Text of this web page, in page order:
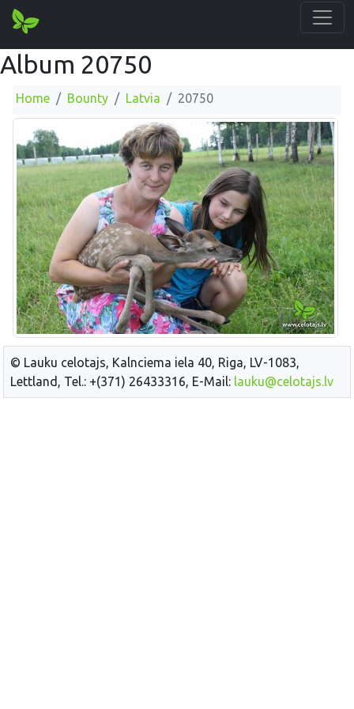
Album 20750
Home Bounty Latvia 20750
© Lauku celotajs, Kalnciema iela 40, Riga, LV-1083,
Lettland, Tel.: +(371) 26433316, E-Mail: lauku@celotajs.lv